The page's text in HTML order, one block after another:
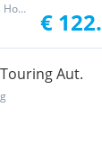
driveME GmbH Autohaus Hohenzell
€
Aut.